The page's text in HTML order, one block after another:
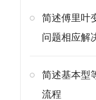
简述傅里叶
问题相应解
简述基本型
流程